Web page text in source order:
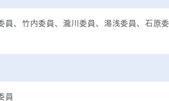
員、竹内委員、瀧川委員、湯浅委員、石原
員